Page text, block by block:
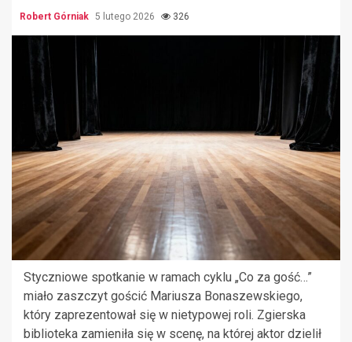
Robert Górniak 5 lutego 2026 326
Styczniowe spotkanie w ramach cyklu „Co za gość…”
miało zaszczyt gościć Mariusza Bonaszewskiego,
który zaprezentował się w nietypowej roli. Zgierska
biblioteka zamieniła się w scenę, na której aktor dzielił